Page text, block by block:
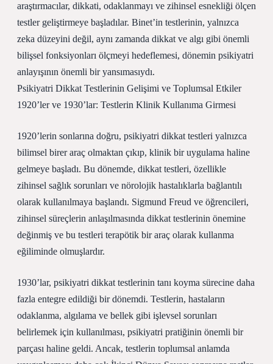
araştırmacılar, dikkati, odaklanmayı ve zihinsel esnekliği ölçen
testler geliştirmeye başladılar. Binet’in testlerinin, yalnızca
zeka düzeyini değil, aynı zamanda dikkat ve algı gibi önemli
bilişsel fonksiyonları ölçmeyi hedeflemesi, dönemin psikiyatri
anlayışının önemli bir yansımasıydı.
Psikiyatri Dikkat Testlerinin Gelişimi ve Toplumsal Etkiler
1920’ler ve 1930’lar: Testlerin Klinik Kullanıma Girmesi
1920’lerin sonlarına doğru, psikiyatri dikkat testleri yalnızca
bilimsel birer araç olmaktan çıkıp, klinik bir uygulama haline
gelmeye başladı. Bu dönemde, dikkat testleri, özellikle
zihinsel sağlık sorunları ve nörolojik hastalıklarla bağlantılı
olarak kullanılmaya başlandı. Sigmund Freud ve öğrencileri,
zihinsel süreçlerin anlaşılmasında dikkat testlerinin önemine
değinmiş ve bu testleri terapötik bir araç olarak kullanma
eğiliminde olmuşlardır.
1930’lar, psikiyatri dikkat testlerinin tanı koyma sürecine daha
fazla entegre edildiği bir dönemdi. Testlerin, hastaların
odaklanma, algılama ve bellek gibi işlevsel sorunları
belirlemek için kullanılması, psikiyatri pratiğinin önemli bir
parçası haline geldi. Ancak, testlerin toplumsal anlamda